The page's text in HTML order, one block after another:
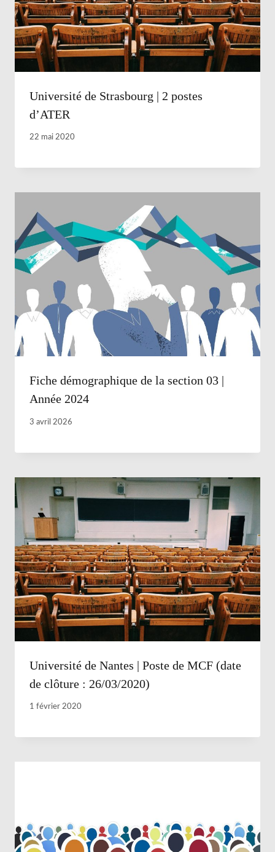
Université de Strasbourg | 2 postes
d’ATER
22 mai 2020
Fiche démographique de la section 03 |
Année 2024
3 avril 2026
Université de Nantes | Poste de MCF (date
de clôture : 26/03/2020)
1 février 2020